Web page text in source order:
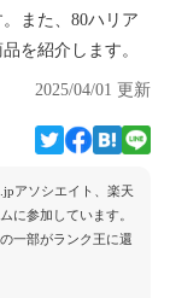
また、80ハリア
を紹介します。
2025/04/01 更新
アソシエイト、楽天
に参加しています。
一部がランク王に還